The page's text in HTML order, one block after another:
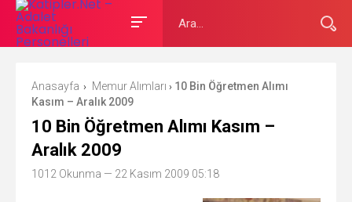
Anasayfa › Memur Alımları › 10 Bin Öğretmen Alımı
Kasım – Aralık 2009
10 Bin Öğretmen Alımı Kasım –
Aralık 2009
1012 Okunma — 22 Kasım 2009 05:18